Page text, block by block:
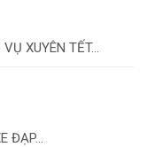
XUYÊN TẾT...
ĐẠP...